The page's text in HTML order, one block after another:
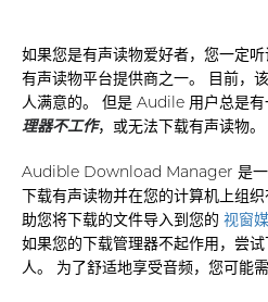
如果您是有声读物爱好者，您一定
有声读物平台提供商之一。 目前，
人满意的。 但是 Audile 用户总是
理器不工作，或无法下载有声读物。
Audible Download Manager 是
下载有声读物并在您的计算机上组
助您将下载的文件导入到您的 视窗
如果您的下载管理器不起作用，尝
人。 为了舒适地享受音频，您可能需